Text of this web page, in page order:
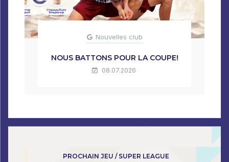
Nouvelles club
NOUS BATTONS POUR LA COUPE!
08.07.2026
PROCHAIN JEU / SUPER LEAGUE